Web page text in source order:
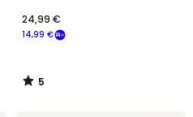
14,99 €
24,99 €
5
/